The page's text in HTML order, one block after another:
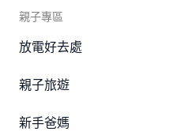
親子專區
放電好去處
親子旅遊
新手爸媽